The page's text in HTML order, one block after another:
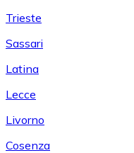
Trieste
Sassari
Latina
Lecce
Livorno
Cosenza